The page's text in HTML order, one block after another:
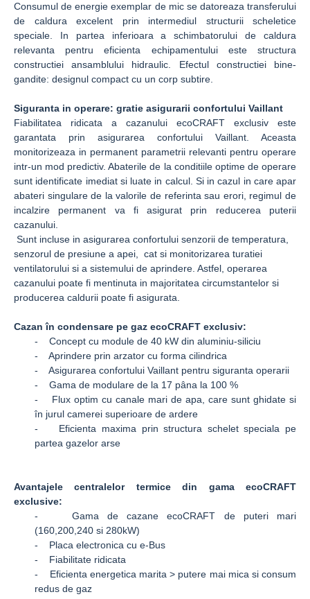
Consumul de energie exemplar de mic se datoreaza transferului
de caldura excelent prin intermediul structurii scheletice
speciale. In partea inferioara a schimbatorului de caldura
relevanta pentru eficienta echipamentului este structura
constructiei ansamblului hidraulic. Efectul constructiei bine-
gandite: designul compact cu un corp subtire.
Siguranta in operare: gratie asigurarii confortului Vaillant
Fiabilitatea ridicata a cazanului ecoCRAFT exclusiv este
garantata prin asigurarea confortului Vaillant. Aceasta
monitorizeaza in permanent parametrii relevanti pentru operare
intr-un mod predictiv. Abaterile de la conditiile optime de operare
sunt identificate imediat si luate in calcul. Si in cazul in care apar
abateri singulare de la valorile de referinta sau erori, regimul de
incalzire permanent va fi asigurat prin reducerea puterii
cazanului.
Sunt incluse in asigurarea confortului senzorii de temperatura,
senzorul de presiune a apei, cat si monitorizarea turatiei
ventilatorului si a sistemului de aprindere. Astfel, operarea
cazanului poate fi mentinuta in majoritatea circumstantelor si
producerea caldurii poate fi asigurata.
Cazan în condensare pe gaz ecoCRAFT exclusiv:
- Concept cu module de 40 kW din aluminiu-siliciu
- Aprindere prin arzator cu forma cilindrica
- Asigurarea confortului Vaillant pentru siguranta operarii
- Gama de modulare de la 17 pâna la 100 %
- Flux optim cu canale mari de apa, care sunt ghidate si
în jurul camerei superioare de ardere
- Eficienta maxima prin structura schelet speciala pe
partea gazelor arse
Avantajele centralelor termice din gama ecoCRAFT
exclusive:
- Gama de cazane ecoCRAFT de puteri mari
(160,200,240 si 280kW)
- Placa electronica cu e-Bus
- Fiabilitate ridicata
- Eficienta energetica marita > putere mai mica si consum
redus de gaz